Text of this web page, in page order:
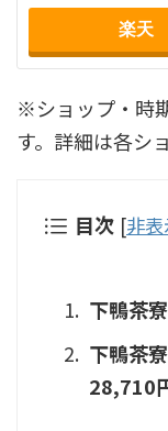
楽天
※ショップ・時
す。詳細は各シ
目次 [非
下鴨茶
下鴨茶
28,710